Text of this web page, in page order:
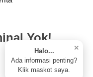
✕
Halo...
Ada informasi penting?
Klik maskot saya.
Yok!